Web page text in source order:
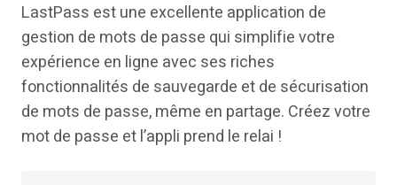
LastPass est une excellente application de
gestion de mots de passe qui simplifie votre
expérience en ligne avec ses riches
fonctionnalités de sauvegarde et de sécurisation
de mots de passe, même en partage. Créez votre
mot de passe et l’appli prend le relai !